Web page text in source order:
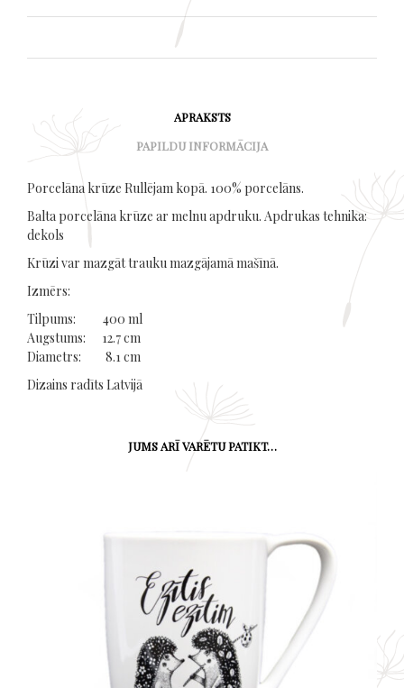
APRAKSTS
PAPILDU INFORMĀCIJA
Porcelāna krūze Rullējam kopā. 100% porcelāns.
Balta porcelāna krūze ar melnu apdruku. Apdrukas tehnika:
dekols
Krūzi var mazgāt trauku mazgājamā mašīnā.
Izmērs:
Tilpums: 400 ml
Augstums: 12.7 cm
Diametrs: 8.1 cm
Dizains radīts Latvijā
JUMS ARĪ VARĒTU PATIKT…